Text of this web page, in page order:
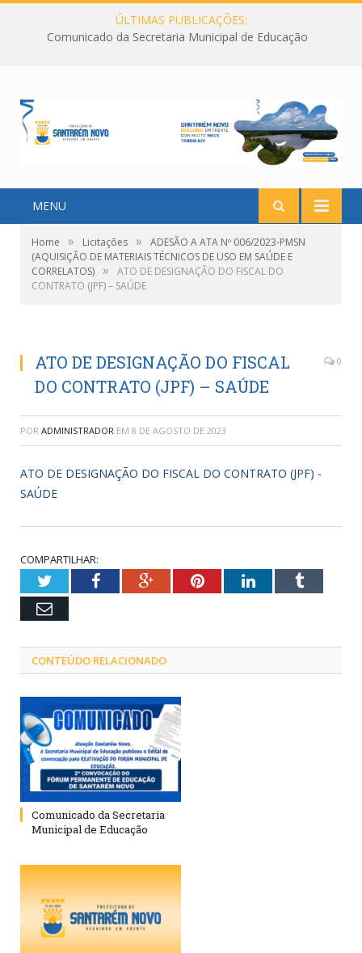
ÚLTIMAS PUBLICAÇÕES:
Comunicado da Secretaria Municipal de Educação
MENU
Home » Licitações »
ADESÃO A ATA Nº 006/2023-PMSN
(AQUISIÇÃO DE MATERIAIS TÉCNICOS DE USO EM SAÚDE E
CORRELATOS) »
ATO DE DESIGNAÇÃO DO FISCAL DO
CONTRATO (JPF) – SAÚDE
ATO DE DESIGNAÇÃO DO FISCAL
DO CONTRATO (JPF) – SAÚDE
0
POR ADMINISTRADOR EM 8 DE AGOSTO DE 2023
ATO DE DESIGNAÇÃO DO FISCAL DO CONTRATO (JPF) -
SAÚDE
COMPARTILHAR:
TwitterFacebookGoogle+PinterestLinkedInTumblr
Email
CONTEÚDO RELACIONADO
Comunicado da Secretaria
Municipal de Educação